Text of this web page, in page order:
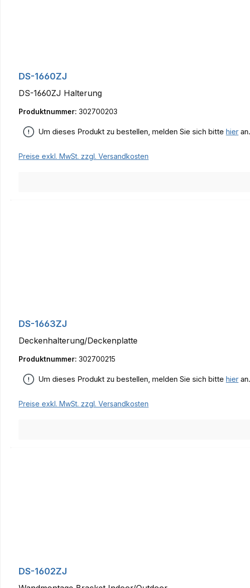
DS-1660ZJ
DS-1660ZJ Halterung
Produktnummer: 302700203
Um dieses Produkt zu bestellen, melden Sie sich bitte hier an.
Preise exkl. MwSt. zzgl. Versandkosten
DS-1663ZJ
Deckenhalterung/Deckenplatte
Produktnummer: 302700215
Um dieses Produkt zu bestellen, melden Sie sich bitte hier an.
Preise exkl. MwSt. zzgl. Versandkosten
DS-1602ZJ